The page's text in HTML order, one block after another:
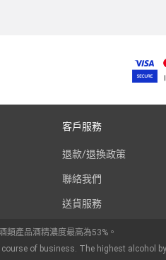
客戶服務
退款/退換政策
聯絡我們
送貨服務
類產品酒精濃度最高為53%。
of business. The highest alcohol